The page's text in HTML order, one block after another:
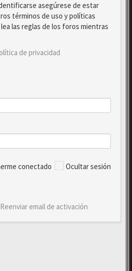
asegúrese de estar
términos de uso y políticas
las reglas de los foros mientras
de privacidad
conectado Ocultar sesión
Reenviar email de activación